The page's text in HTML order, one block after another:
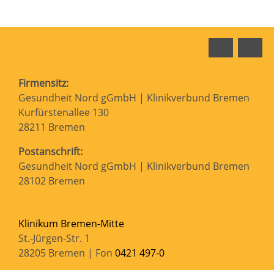
Firmensitz:
Gesundheit Nord gGmbH | Klinikverbund Bremen
Kurfürstenallee 130
28211 Bremen
Postanschrift:
Gesundheit Nord gGmbH | Klinikverbund Bremen
28102 Bremen
Klinikum Bremen-Mitte
St.-Jürgen-Str. 1
28205 Bremen | Fon 0421 497-0